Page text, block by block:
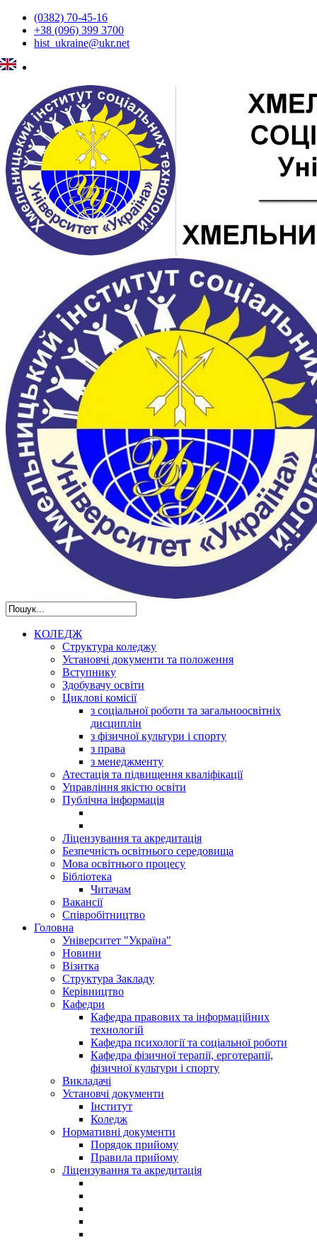
(0382) 70-45-16
+38 (096) 399 3700
hist_ukraine@ukr.net
КОЛЕДЖ
Структура коледжу
Установчі документи та положення
Вступнику
Здобувачу освіти
Циклові комісії
з соціальної роботи та загальноосвітніх
дисциплін
з фізичної культури і спорту
з права
з менеджменту
Атестація та підвищення кваліфікації
Управління якістю освіти
Публічна інформація
Ліцензування та акредитація
Безпечність освітнього середовища
Мова освітнього процесу
Бібліотека
Читачам
Вакансії
Співробітництво
Головна
Університет "Україна"
Новини
Візитка
Структура Закладу
Керівництво
Кафедри
Кафедра правових та інформаційних
технологій
Кафедра психології та соціальної роботи
Кафедра фізичної терапії, ерготерапії,
фізичної культури і спорту
Викладачі
Установчі документи
Інститут
Коледж
Нормативні документи
Порядок прийому
Правила прийому
Ліцензування та акредитація